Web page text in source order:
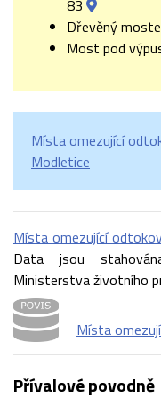
83
Dřevěný
Most pod
Místa omezující
Modletice
Místa omezující
Data jsou
Ministerstva životního
Místa
Přívalové povodně